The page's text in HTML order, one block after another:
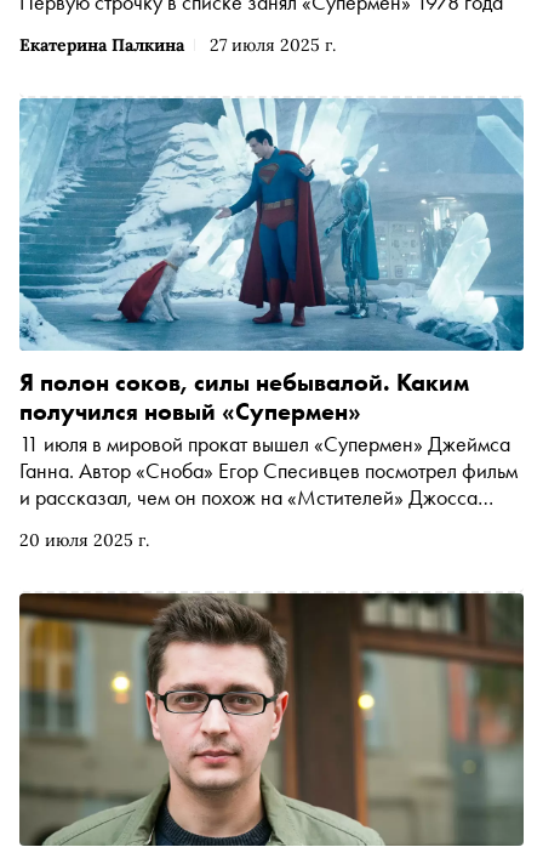
Екатерина Палкина 27 июля 2025 г.
20 июля 2025 г.
Я полон соков, силы небывалой. Каким
получился новый «Супермен»
11 июля в мировой прокат вышел «Супермен» Джеймса
Ганна. Автор «Сноба» Егор Спесивцев посмотрел фильм
и рассказал, чем он похож на «Мстителей» Джосса
чего стоит ждать от киновселенной DC дальше (спойлер